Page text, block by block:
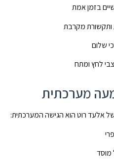
בזמן אמת
ותקשורת מקרבת
שלום
לחץ ומתח
מערכתית
אלעד רוט הוא הגישה המערכתית:
מוסד